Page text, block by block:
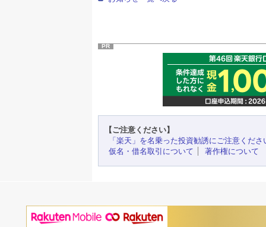
PR
【ご注意ください】
「楽天」を名乗った投資勧誘にご注意くださ
仮名・借名取引について
著作権について